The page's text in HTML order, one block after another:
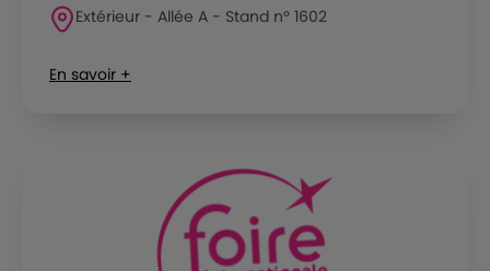
Extérieur - Allée A - Stand n° 1602
En savoir +